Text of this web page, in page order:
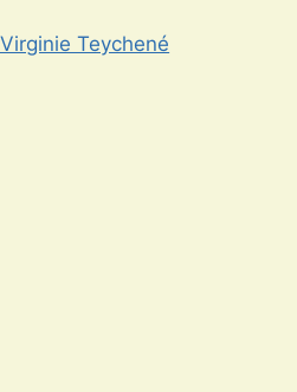
Teychené